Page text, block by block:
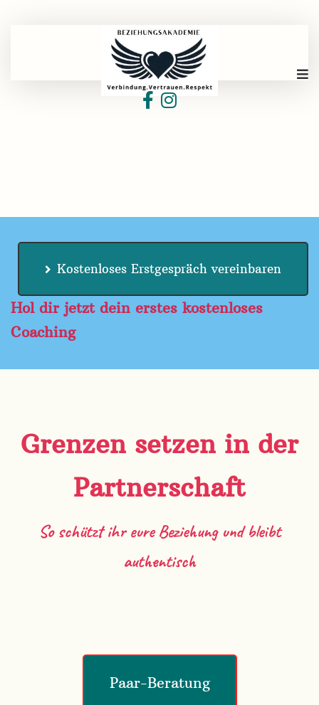
Kostenloses Erstgespräch vereinbaren
Hol dir jetzt dein erstes kostenloses
Coaching
Grenzen setzen in der
Partnerschaft
So schützt ihr eure Beziehung und bleibt
authentisch
Paar-Beratung